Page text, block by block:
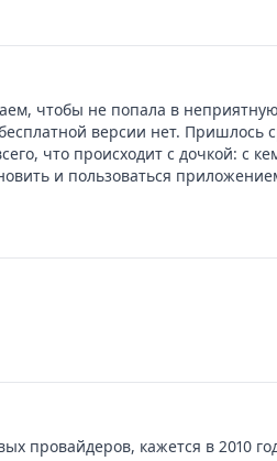
чтобы не попала в
версии нет. Пришлось
что происходит с дочкой: с
и пользоваться
провайдеров, кажется в 2010